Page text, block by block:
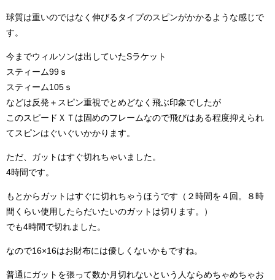
球質は重いのではなく伸びるタイプのスピンがかかるような感じで
す。
今までウィルソンは出していたSラケット
スティーム99ｓ
スティーム105ｓ
などは反発＋スピン重視でとめどなく飛ぶ印象でしたが
このスピードＸＴは固めのフレームなので飛びはある程度抑えられ
てスピンはぐいぐいかかります。
ただ、ガットはすぐ切れちゃいました。
4時間です。
もとからガットはすぐに切れちゃうほうです（２時間を４回。８時
間くらい使用したらだいたいのガットは切ります。）
でも4時間で切れました。
なので16×16はお財布には優しくないかもですね。
普通にガットを張って数か月切れないという人ならめちゃめちゃお